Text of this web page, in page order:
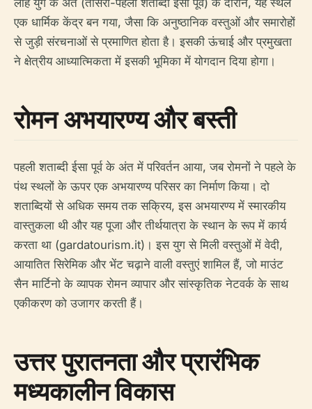
एक धार्मिक केंद्र बन गया, जैसा कि अनुष्ठानिक वस्तुओं और समारोहों
से जुड़ी संरचनाओं से प्रमाणित होता है। इसकी ऊंचाई और प्रमुखता
ने क्षेत्रीय आध्यात्मिकता में इसकी भूमिका में योगदान दिया होगा।
रोमन अभयारण्य और बस्ती
पहली शताब्दी ईसा पूर्व के अंत में परिवर्तन आया, जब रोमनों ने पहले के
पंथ स्थलों के ऊपर एक अभयारण्य परिसर का निर्माण किया। दो
शताब्दियों से अधिक समय तक सक्रिय, इस अभयारण्य में स्मारकीय
वास्तुकला थी और यह पूजा और तीर्थयात्रा के स्थान के रूप में कार्य
करता था (gardatourism.it)। इस युग से मिली वस्तुओं में वेदी,
आयातित सिरेमिक और भेंट चढ़ाने वाली वस्तुएं शामिल हैं, जो माउंट
सैन मार्टिनो के व्यापक रोमन व्यापार और सांस्कृतिक नेटवर्क के साथ
एकीकरण को उजागर करती हैं।
उत्तर पुरातनता और प्रारंभिक
मध्यकालीन विकास